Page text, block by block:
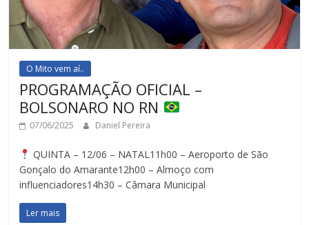
O Mito vem aí..
PROGRAMAÇÃO OFICIAL –
BOLSONARO NO RN
07/06/2025 Daniel Pereira
QUINTA – 12/06 – NATAL11h00 – Aeroporto de São
Gonçalo do Amarante12h00 – Almoço com
influenciadores14h30 – Câmara Municipal
Ler mais